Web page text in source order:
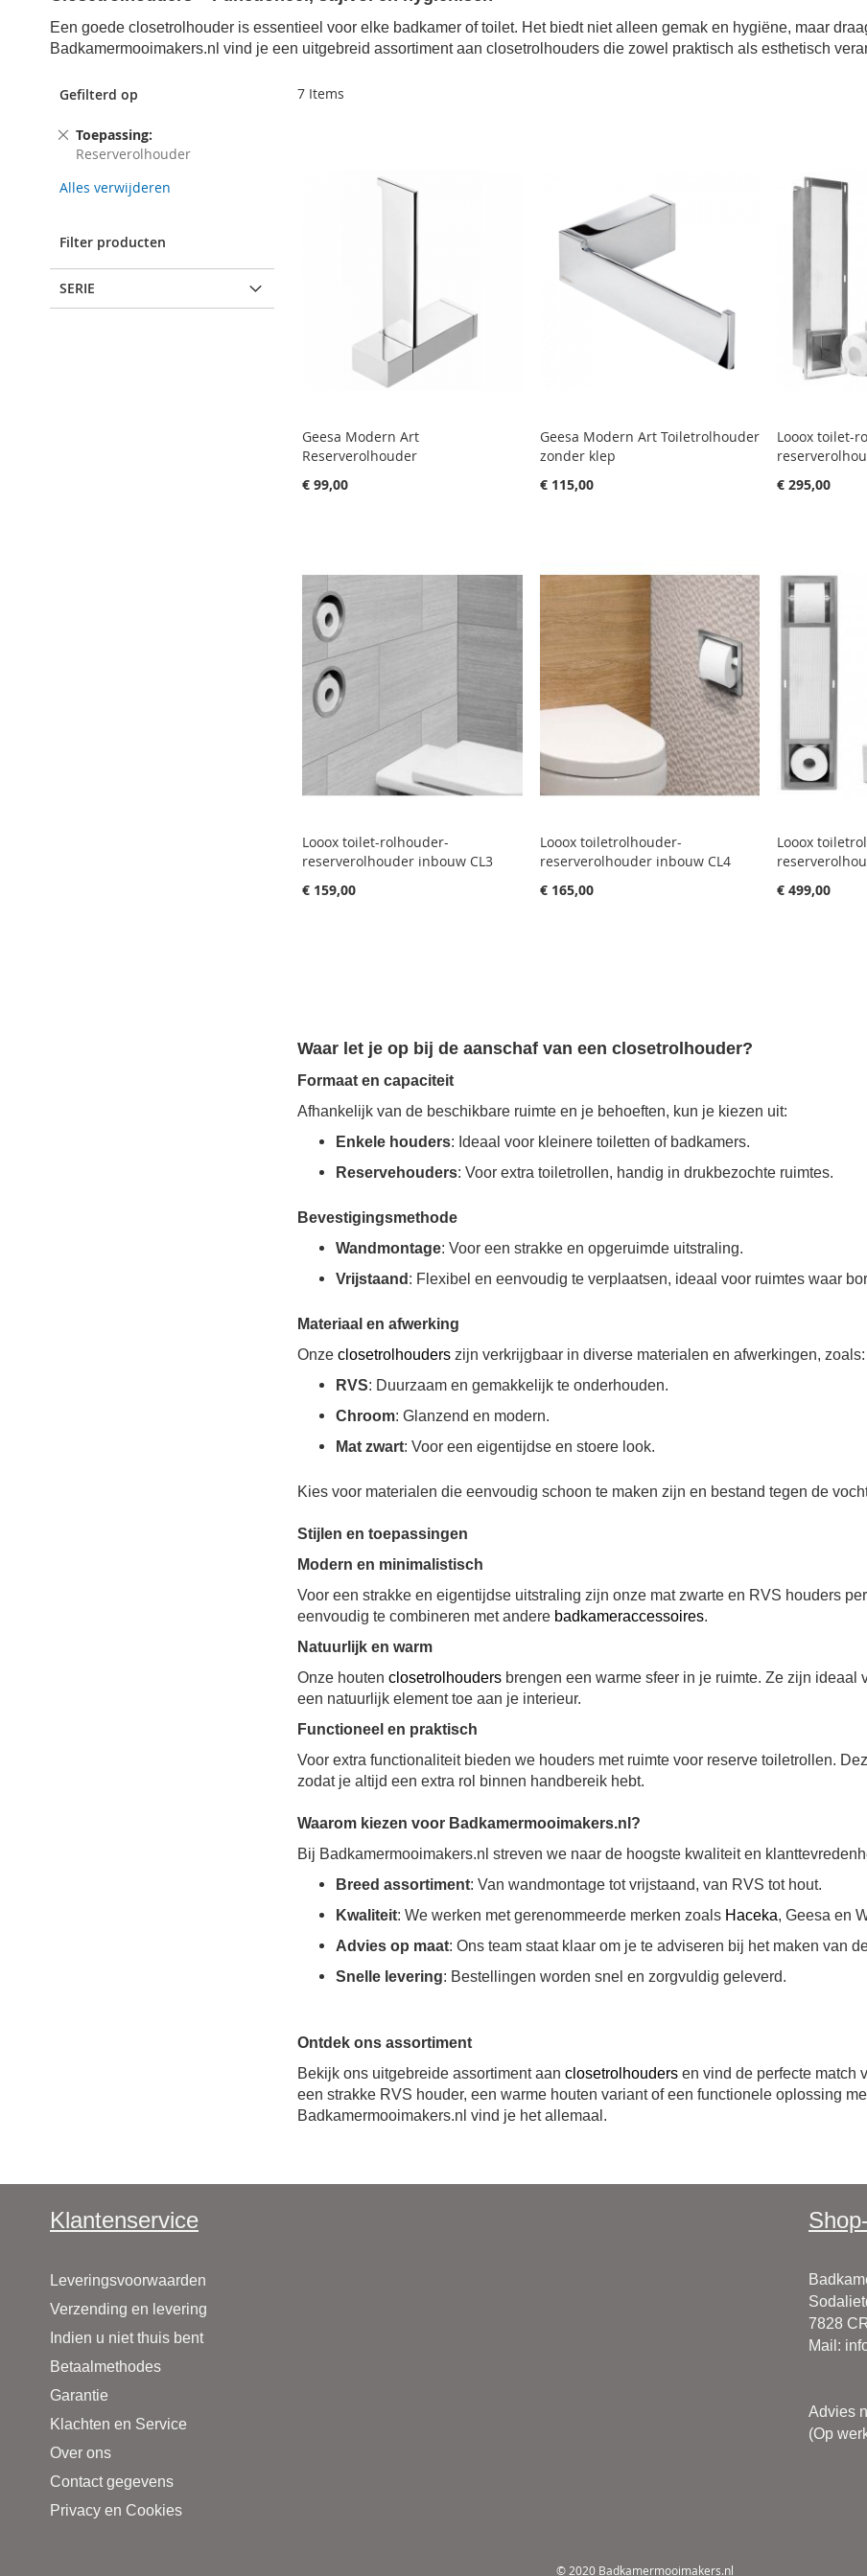
Een goede closetrolhouder is essentieel voor elke badkamer of toilet. Het biedt niet alleen gemak en hygiëne, maar
Badkamermooimakers.nl vind je een uitgebreid assortiment aan closetrolhouders die zowel praktisch als esthetisch
7 Items
Geesa Modern Art
Reserverolhouder
€ 99,00
Geesa Modern Art Toiletrolhouder
zonder klep
€ 115,00
Looox toilet-
€ 295,00
Looox toilet-rolhouder-
reserverolhouder inbouw CL3
€ 159,00
Looox toiletrolhouder-
reserverolhouder inbouw CL4
€ 165,00
Looox
€ 499,00
Waar let je op bij de aanschaf van een closetrolhouder?
Formaat en capaciteit
Afhankelijk van de beschikbare ruimte en je behoeften, kun je kiezen uit:
Enkele houders: Ideaal voor kleinere toiletten of badkamers.
Reservehouders: Voor extra toiletrollen, handig in drukbezochte ruimtes.
Bevestigingsmethode
Wandmontage: Voor een strakke en opgeruimde uitstraling.
Vrijstaand : Flexibel en eenvoudig te verplaatsen, ideaal voor ruimtes waar
Materiaal en afwerking
Onzeclosetrolhouders zijn verkrijgbaar in diverse materialen en afwerkingen, zoals:
RVS: Duurzaam en gemakkelijk te onderhouden.
Chroom: Glanzend en modern.
Mat zwart: Voor een eigentijdse en stoere look.
Kies voor materialen die eenvoudig schoon te maken zijn en bestand tegen de
Stijlen en toepassingen
Modern en minimalistisch
Voor een strakke en eigentijdse uitstraling zijn onze mat zwarte en RVS houders
eenvoudig te combineren met andere badkameraccessoires.
Natuurlijk en warm
Onze houtenclosetrolhouders brengen een warme sfeer in je ruimte. Ze zijn
een natuurlijk element toe aan je interieur.
Functioneel en praktisch
Voor extra functionaliteit bieden we houders met ruimte voor reserve toiletrollen.
zodat je altijd een extra rol binnen handbereik hebt.
Waarom kiezen voor Badkamermooimakers.nl?
Bij Badkamermooimakers.nl streven we naar de hoogste kwaliteit en
Breed assortiment: Van wandmontage tot vrijstaand, van RVS tot hout.
Kwaliteit: We werken met gerenommeerde merken zoals Haceka, Geesa en
Advies op maat: Ons team staat klaar om je te adviseren bij het maken van
Snelle levering: Bestellingen worden snel en zorgvuldig geleverd.
Ontdek ons assortiment
Bekijk ons uitgebreide assortiment aanclosetrolhouders en vind de perfecte match
een strakke RVS houder, een warme houten variant of een functionele oplossing
Badkamermooimakers.nl vind je het allemaal.
Gefilterd op
Toepassing
Reserverolhouder
Dit
item
Alles verwijderen
Filter producten
SERIE
Klantenservice
Leveringsvoorwaarden
Verzending en levering
Indien u niet thuis bent
Betaalmethodes
Garantie
Klachten en Service
Over ons
Contact gegevens
Privacy en Cookies
7828
Mail :
Advies
(Op
© 2020 Badkamermooimakers.nl